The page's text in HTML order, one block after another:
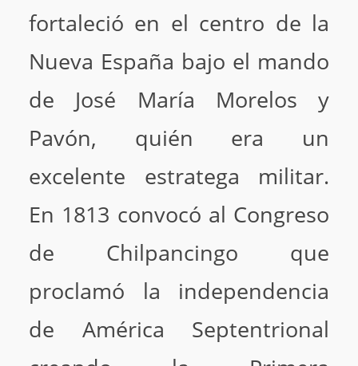
fortaleció en el centro de la
Nueva España bajo el mando
de José María Morelos y
Pavón, quién era un
excelente estratega militar.
En 1813 convocó al Congreso
de Chilpancingo que
proclamó la independencia
de América Septentrional